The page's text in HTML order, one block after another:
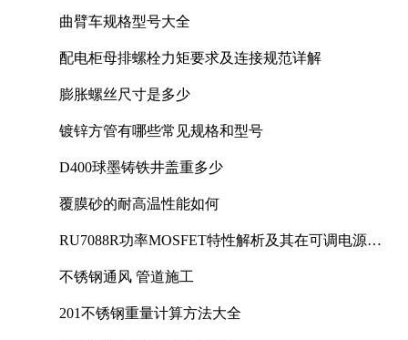
曲臂车规格型号大全
配电柜母排螺栓力矩要求及连接规范详解
膨胀螺丝尺寸是多少
镀锌方管有哪些常见规格和型号
D400球墨铸铁井盖重多少
覆膜砂的耐高温性能如何
RU7088R功率MOSFET特性解析及其在可调电源设
不锈钢通风 管道施工
201不锈钢重量计算方法大全